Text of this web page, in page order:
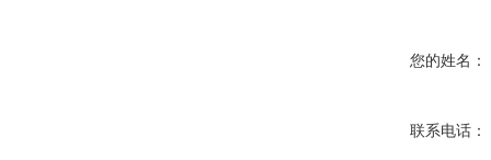
您的姓名：
联系电话：